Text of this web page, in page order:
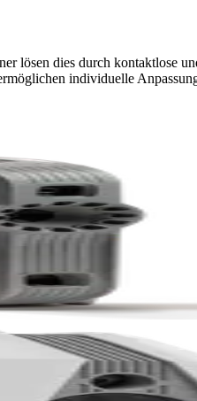
lösen dies durch kontaktlose
individuelle